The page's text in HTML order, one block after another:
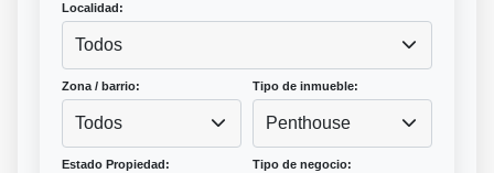
Localidad:
Todos
Zona / barrio:
Todos
Tipo de inmueble:
Penthouse
Estado Propiedad: Tipo de negocio: